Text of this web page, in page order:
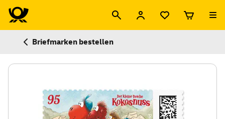
Briefmarken bestellen